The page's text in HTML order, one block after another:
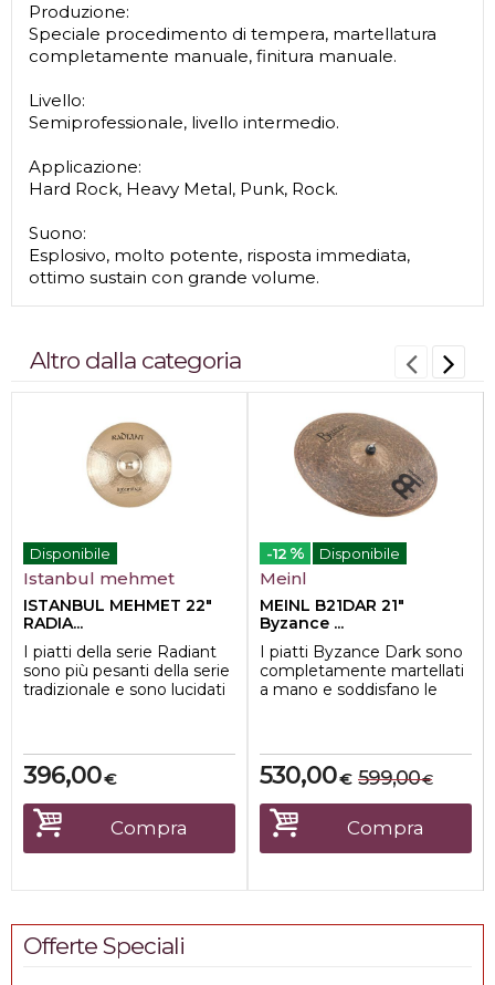
Produzione:
Speciale procedimento di tempera, martellatura
completamente manuale, finitura manuale.
Livello:
Semiprofessionale, livello intermedio.
Applicazione:
Hard Rock, Heavy Metal, Punk, Rock.
Suono:
Esplosivo, molto potente, risposta immediata,
ottimo sustain con grande volume.
Altro dalla categoria
Disponibile
Istanbul mehmet
ISTANBUL MEHMET 22"
RADIA...
I piatti della serie Radiant
sono più pesanti della serie
tradizionale e sono lucidati
€
396,00
Compra
-12 % Disponibile
Meinl
MEINL B21DAR 21"
Byzance ...
I piatti Byzance Dark sono
completamente martellati
a mano e soddisfano le
€
530,00 €
599,00
Compra
Offerte Speciali